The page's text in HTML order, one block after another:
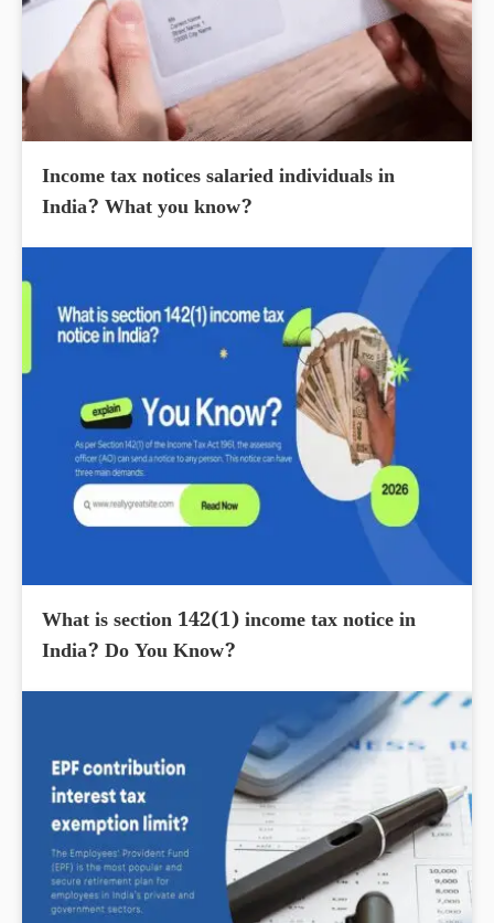
Income tax notices salaried individuals in
India? What you know?
What is section 142(1) income tax notice in
India? Do You Know?